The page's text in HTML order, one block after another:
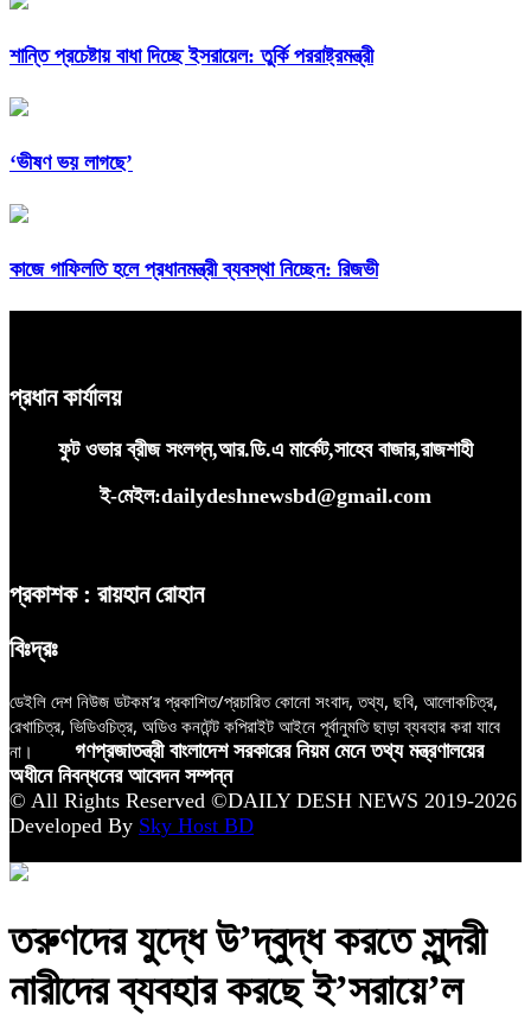
শান্তি প্রচেষ্টায় বাধা দিচ্ছে ইসরায়েল: তুর্কি পররাষ্ট্রমন্ত্রী
‘ভীষণ ভয় লাগছে’
কাজে গাফিলতি হলে প্রধানমন্ত্রী ব্যবস্থা নিচ্ছেন: রিজভী
প্রধান কার্যালয়
ফুট ওভার ব্রীজ সংলগ্ন,আর.ডি.এ মার্কেট,সাহেব বাজার,রাজশাহী
ই-মেইল:dailydeshnewsbd@gmail.com
প্রকাশক : রায়হান রোহান
বিঃদ্রঃ
ডেইলি দেশ নিউজ ডটকম’র প্রকাশিত/প্রচারিত কোনো সংবাদ, তথ্য, ছবি, আলোকচিত্র,
রেখাচিত্র, ভিডিওচিত্র, অডিও কনটেন্ট কপিরাইট আইনে পূর্বানুমতি ছাড়া ব্যবহার করা যাবে
না।
গণপ্রজাতন্ত্রী বাংলাদেশ সরকারের নিয়ম মেনে তথ্য মন্ত্রণালয়ের
অধীনে নিবন্ধনের আবেদন সম্পন্ন
© All Rights Reserved ©DAILY DESH NEWS 2019-2026
Developed By Sky Host BD
তরুণদের যুদ্ধে উ’দ্বুদ্ধ করতে সুন্দরী
নারীদের ব্যবহার করছে ই’সরায়ে’ল